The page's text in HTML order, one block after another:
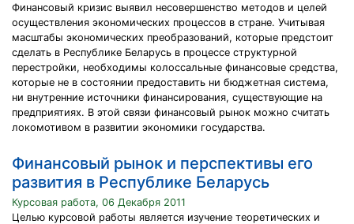
Финансовый кризис выявил несовершенство методов и целей
осуществления экономических процессов в стране. Учитывая
масштабы экономических преобразований, которые предстоит
сделать в Республике Беларусь в процессе структурной
перестройки, необходимы колоссальные финансовые средства,
которые не в состоянии предоставить ни бюджетная система,
ни внутренние источники финансирования, существующие на
предприятиях. В этой связи финансовый рынок можно считать
локомотивом в развитии экономики государства.
Финансовый рынок и перспективы его
развития в Республике Беларусь
Курсовая работа, 06 Декабря 2011
Целью курсовой работы является изучение теоретических и